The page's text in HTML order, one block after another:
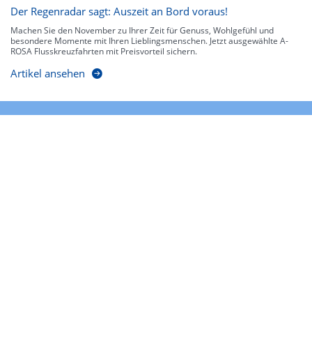
Der Regenradar sagt: Auszeit an Bord voraus!
Machen Sie den November zu Ihrer Zeit für Genuss, Wohlgefühl und
besondere Momente mit Ihren Lieblingsmenschen. Jetzt ausgewählte A-
ROSA Flusskreuzfahrten mit Preisvorteil sichern.
Artikel ansehen